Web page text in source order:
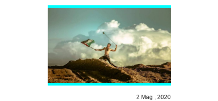
DEGENERAZIONE
GAZA FREESTYLE
CSOA LAMBRETTA
MSM
STUDENTI TSUNAMI2 Mag , 2020